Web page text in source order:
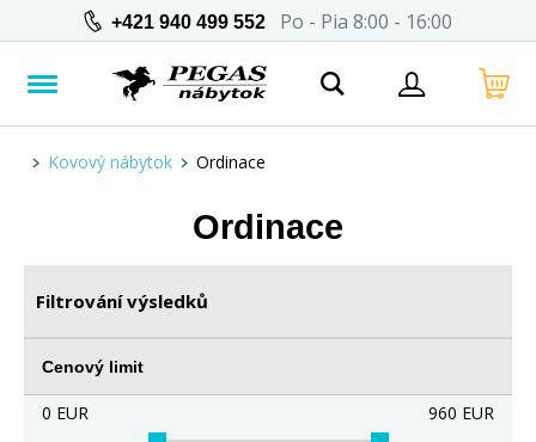
+421 940 499 552 Po - Pia 8:00 - 16:00
Kovový nábytok Ordinace
Ordinace
Filtrování výsledků
Cenový limit
0 EUR 960 EUR